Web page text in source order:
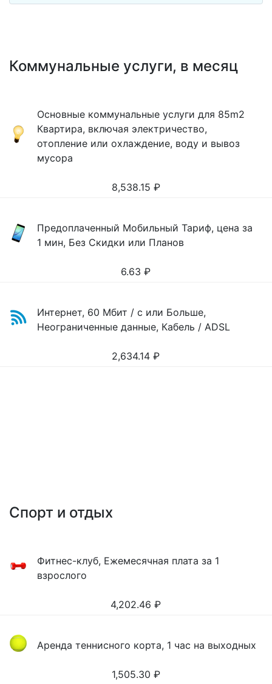
Коммунальные услуги, в месяц
Основные коммунальные услуги для 85m2
Квартира, включая электричество,
отопление или охлаждение, воду и вывоз
мусора
8,538.15 ₽
Предоплаченный Мобильный Тариф, цена за
1 мин, Без Скидки или Планов
6.63 ₽
Интернет, 60 Мбит / с или Больше,
Неограниченные данные, Кабель / ADSL
2,634.14 ₽
Спорт и отдых
Фитнес-клуб, Ежемесячная плата за 1
взрослого
4,202.46 ₽
Аренда теннисного корта, 1 час на выходных
1,505.30 ₽